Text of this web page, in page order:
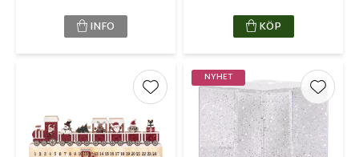
INFO KÖP
Lägg till i favoriter
NYHET
Lägg